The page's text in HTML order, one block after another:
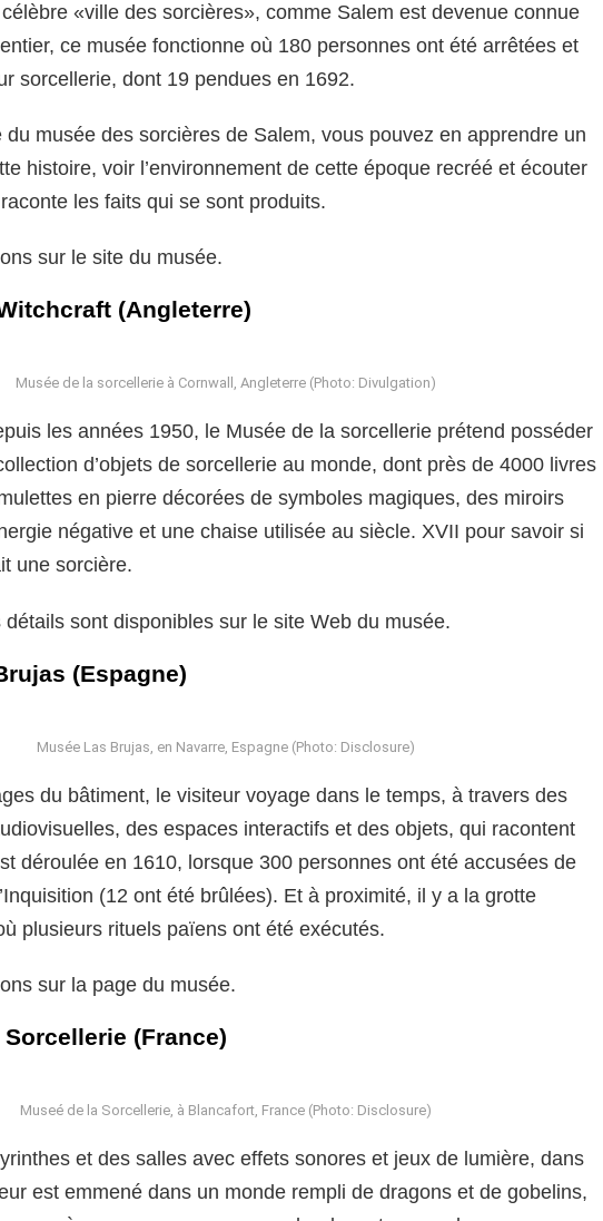
«ville des sorcières», comme Salem est devenue connue
ce musée fonctionne où 180 personnes ont été arrêtées et
sorcellerie, dont 19 pendues en 1692.
du musée des sorcières de Salem, vous pouvez en apprendre un
histoire, voir l’environnement de cette époque recréé et écouter
les faits qui se sont produits.
sur le site du musée.
(Angleterre)
Musée de la sorcellerie à Cornwall, Angleterre (Photo: Divulgation)
les années 1950, le Musée de la sorcellerie prétend posséder
d’objets de sorcellerie au monde, dont près de 4000 livres
en pierre décorées de symboles magiques, des miroirs
négative et une chaise utilisée au siècle. XVII pour savoir si
une sorcière.
détails sont disponibles sur le site Web du musée.
(Espagne)
Musée Las Brujas, en Navarre, Espagne (Photo: Disclosure)
du bâtiment, le visiteur voyage dans le temps, à travers des
des espaces interactifs et des objets, qui racontent
déroulée en 1610, lorsque 300 personnes ont été accusées de
(12 ont été brûlées). Et à proximité, il y a la grotte
plusieurs rituels païens ont été exécutés.
sur la page du musée.
(France)
Museé de la Sorcellerie, à Blancafort, France (Photo: Disclosure)
et des salles avec effets sonores et jeux de lumière, dans
est emmené dans un monde rempli de dragons et de gobelins,